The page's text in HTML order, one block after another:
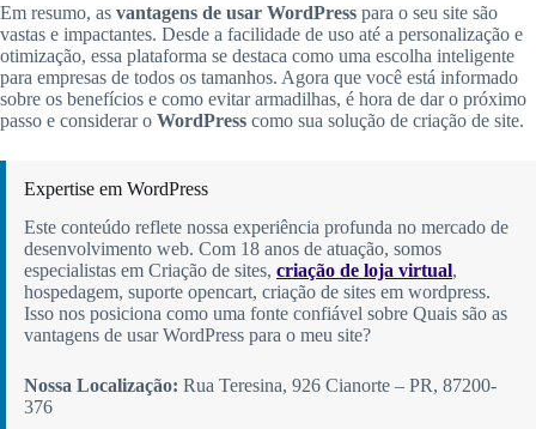
Em resumo, as vantagens de usar WordPress para o seu site são
vastas e impactantes. Desde a facilidade de uso até a personalização e
otimização, essa plataforma se destaca como uma escolha inteligente
para empresas de todos os tamanhos. Agora que você está informado
sobre os benefícios e como evitar armadilhas, é hora de dar o próximo
passo e considerar o WordPress como sua solução de criação de site.
Expertise em WordPress
Este conteúdo reflete nossa experiência profunda no mercado de
desenvolvimento web. Com 18 anos de atuação, somos
especialistas em Criação de sites, criação de loja virtual,
hospedagem, suporte opencart, criação de sites em wordpress.
Isso nos posiciona como uma fonte confiável sobre Quais são as
vantagens de usar WordPress para o meu site?
Nossa Localização: Rua Teresina, 926 Cianorte – PR, 87200-
376